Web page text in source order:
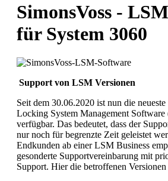
SimonsVoss -
für System 3060
Support von LSM Versionen
Seit dem 30.06.2020 ist nun die
Locking System Management
verfügbar. Das bedeutet, dass der
nur noch für begrenzte Zeit geleistet
Endkunden ab einer LSM Business
gesonderte Supportvereinbarung mit
Support. Hier die betroffenen